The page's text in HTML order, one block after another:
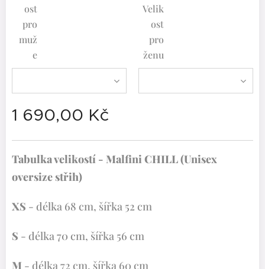
ost
pro
muž
e
Velik
ost
pro
ženu
1 690,00 Kč
Tabulka velikostí - Malfini CHILL (Unisex
oversize střih)
XS - délka 68 cm, šířka 52 cm
S - délka 70 cm, šířka 56 cm
M - délka 72 cm, šířka 60 cm